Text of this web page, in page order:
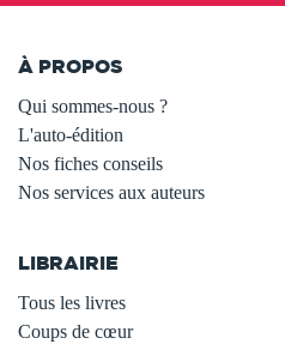
À PROPOS
Qui sommes-nous ?
L'auto-édition
Nos fiches conseils
Nos services aux auteurs
LIBRAIRIE
Tous les livres
Coups de cœur